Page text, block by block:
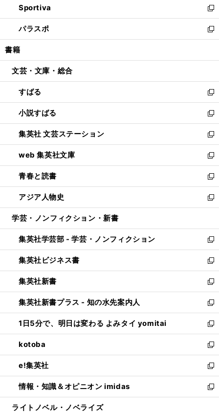
く
ド
ウ
で
開
ィ
ン
ド
ウ
開
い
ウ
ィ
ン
ウ
開
く
Sportiva
新
し
い
ウ
ン
ウ
で
開
く
パラスポ
新
し
ウ
ン
ド
ウ
で
開
く
書籍
文芸・文庫・総合
すばる
新
し
い
ウ
ィ
ン
ド
ウ
で
開
く
小説すばる
新
し
い
ウ
ィ
ン
ド
ウ
で
開
集英社 文芸ステーション
新
し
い
ウ
ィ
ン
ド
ウ
開
く
web 集英社文庫
新
し
い
ウ
ィ
ン
ウ
で
開
く
青春と読書
新
し
い
ウ
ン
ド
ウ
で
開
く
アジア人物史
新
し
ウ
ィ
ン
ド
ウ
で
開
く
学芸・ノンフィクション・新書
集英社学芸部 - 学芸・ノンフィクション
新
し
い
ウ
ィ
ン
ド
ウ
で
開
く
集英社ビジネス書
新
し
い
ウ
ィ
ン
ド
ウ
で
開
く
集英社新書
新
し
い
ウ
ィ
ン
ド
ウ
で
開
く
集英社新書プラス - 知の水先案内人
新
し
い
ウ
ィ
ン
ド
ウ
で
開
1日5分で、明日は変わる よみタイ yomitai
新
し
い
ウ
ィ
ン
ド
ウ
kotoba
新
し
い
ウ
ィ
ン
e!集英社
新
し
い
ウ
情報・知識＆オピニオン imidas
新
し
ライトノベル・ノベライズ